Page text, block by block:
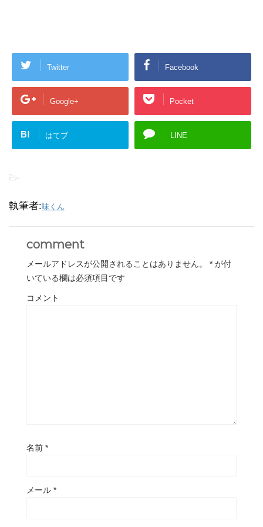
Twitter Facebook
Google+ Pocket
B! はてブ LINE
-
執筆者:味くん
comment
メールアドレスが公開されることはありません。 * が付
いている欄は必須項目です
コメント
名前 *
メール *